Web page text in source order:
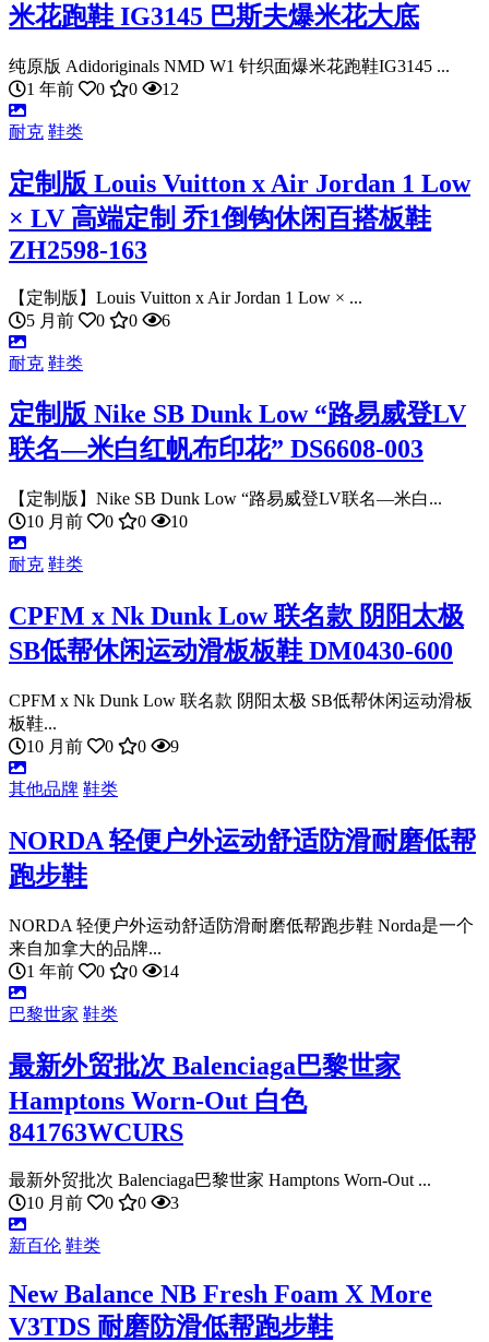
米花跑鞋 IG3145 巴斯夫爆米花大底
纯原版 Adidoriginals NMD W1 针织面爆米花跑鞋IG3145 ...
1 年前
0 0 12
耐克 鞋类
定制版 Louis Vuitton x Air Jordan 1 Low
× LV 高端定制 乔1倒钩休闲百搭板鞋
ZH2598-163
【定制版】Louis Vuitton x Air Jordan 1 Low × ...
5 月前
0 0 6
耐克 鞋类
定制版 Nike SB Dunk Low “路易威登LV
联名—米白红帆布印花” DS6608-003
【定制版】Nike SB Dunk Low “路易威登LV联名—米白...
10 月前
0 0 10
耐克 鞋类
CPFM x Nk Dunk Low 联名款 阴阳太极
SB低帮休闲运动滑板板鞋 DM0430-600
CPFM x Nk Dunk Low 联名款 阴阳太极 SB低帮休闲运动滑板
板鞋...
10 月前
0 0 9
其他品牌 鞋类
NORDA 轻便户外运动舒适防滑耐磨低帮
跑步鞋
NORDA 轻便户外运动舒适防滑耐磨低帮跑步鞋 Norda是一个
来自加拿大的品牌...
1 年前
0 0 14
巴黎世家 鞋类
最新外贸批次 Balenciaga巴黎世家
Hamptons Worn-Out 白色
841763WCURS
最新外贸批次 Balenciaga巴黎世家 Hamptons Worn-Out ...
10 月前
0 0 3
新百伦 鞋类
New Balance NB Fresh Foam X More
V3TDS 耐磨防滑低帮跑步鞋